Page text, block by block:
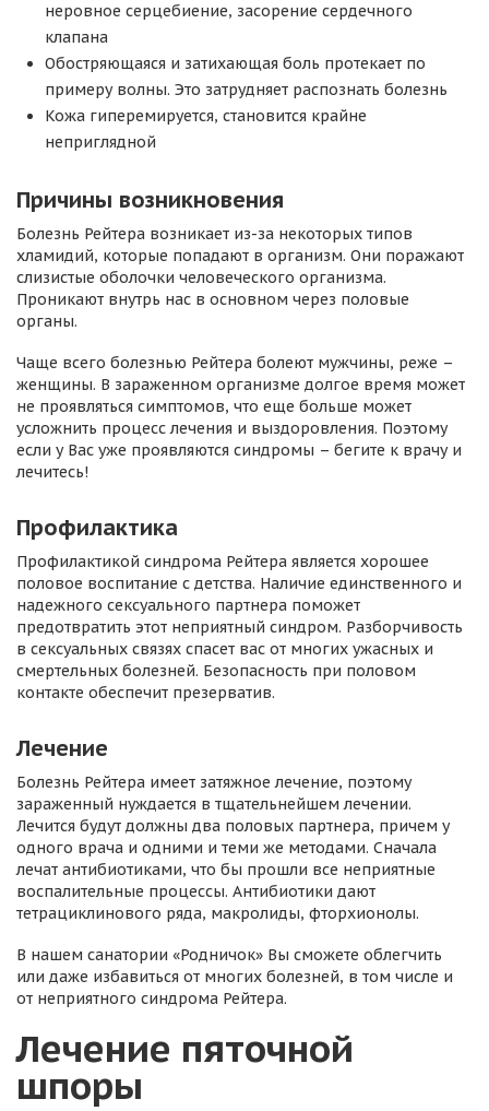
неровное серцебиение, засорение сердечного
клапана
Обостряющаяся и затихающая боль протекает по
примеру волны. Это затрудняет распознать болезнь
Кожа гиперемируется, становится крайне
неприглядной
Причины возникновения
Болезнь Рейтера возникает из-за некоторых типов
хламидий, которые попадают в организм. Они поражают
слизистые оболочки человеческого организма.
Проникают внутрь нас в основном через половые
органы.
Чаще всего болезнью Рейтера болеют мужчины, реже –
женщины. В зараженном организме долгое время может
не проявляться симптомов, что еще больше может
усложнить процесс лечения и выздоровления. Поэтому
если у Вас уже проявляются синдромы – бегите к врачу и
лечитесь!
Профилактика
Профилактикой синдрома Рейтера является хорошее
половое воспитание с детства. Наличие единственного и
надежного сексуального партнера поможет
предотвратить этот неприятный синдром. Разборчивость
в сексуальных связях спасет вас от многих ужасных и
смертельных болезней. Безопасность при половом
контакте обеспечит презерватив.
Лечение
Болезнь Рейтера имеет затяжное лечение, поэтому
зараженный нуждается в тщательнейшем лечении.
Лечится будут должны два половых партнера, причем у
одного врача и одними и теми же методами. Сначала
лечат антибиотиками, что бы прошли все неприятные
воспалительные процессы. Антибиотики дают
тетрациклинового ряда, макролиды, фторхионолы.
В нашем санатории «Родничок» Вы сможете облегчить
или даже избавиться от многих болезней, в том числе и
от неприятного синдрома Рейтера.
Лечение пяточной
шпоры